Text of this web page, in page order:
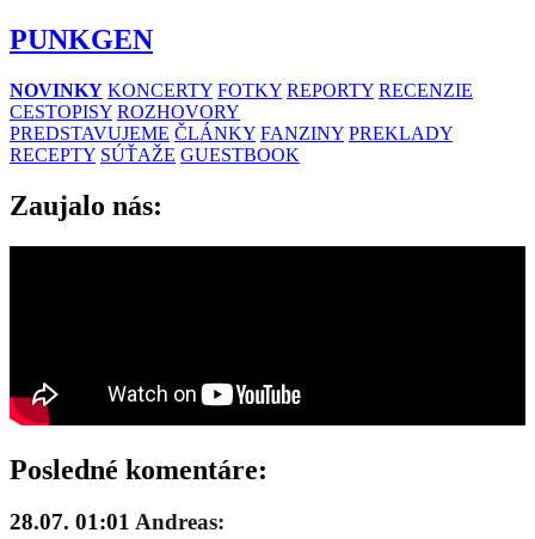
PUNKGEN
NOVINKY KONCERTY FOTKY REPORTY RECENZIE
CESTOPISY ROZHOVORY
PREDSTAVUJEME ČLÁNKY FANZINY PREKLADY
RECEPTY SÚŤAŽE GUESTBOOK
Zaujalo nás:
Posledné komentáre:
28.07. 01:01 Andreas: